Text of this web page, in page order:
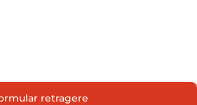
retragere